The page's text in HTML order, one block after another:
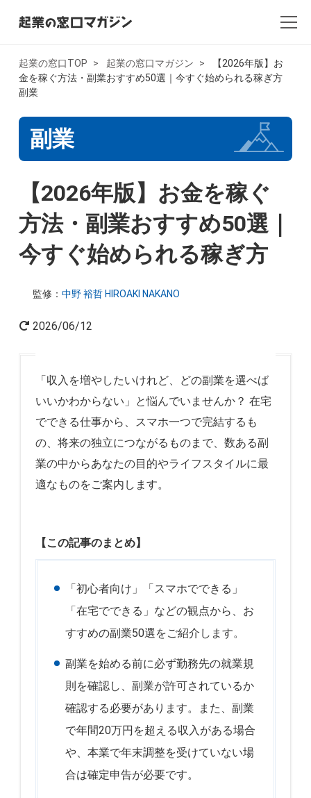
全記事一覧
起業・創業
開業
副業
会社設立・法人化
会計
AI×起業
起業家インタビュー
Powered by
起業の窓口TOP 起業の窓口マガジン
【2026年版】お
金を稼ぐ方法・副業おすすめ50選｜今すぐ始められる稼ぎ方
副業
副業
【2026年版】お金を稼ぐ
方法・副業おすすめ50選｜
今すぐ始められる稼ぎ方
監修： 中野 裕哲 HIROAKI NAKANO
2026/06/12
「収入を増やしたいけれど、どの副業を選べば
いいかわからない」と悩んでいませんか？ 在宅
でできる仕事から、スマホ一つで完結するも
の、将来の独立につながるものまで、数ある副
業の中からあなたの目的やライフスタイルに最
適なものをご案内します。
【この記事のまとめ】
「初心者向け」「スマホでできる」
「在宅でできる」などの観点から、お
すすめの副業50選をご紹介します。
副業を始める前に必ず勤務先の就業規
則を確認し、副業が許可されているか
確認する必要があります。また、副業
で年間20万円を超える収入がある場合
や、本業で年末調整を受けていない場
合は確定申告が必要です。